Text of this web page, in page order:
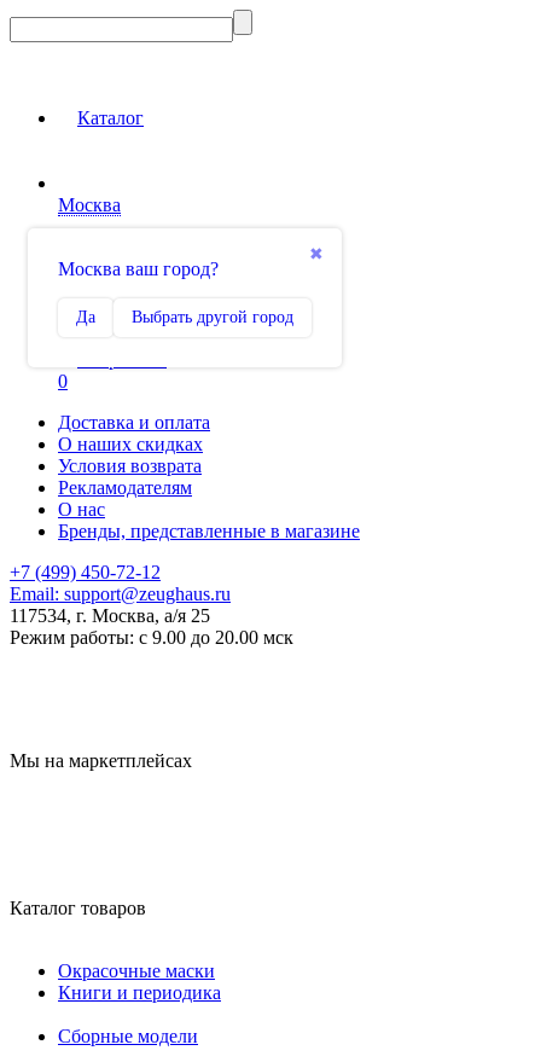
Каталог
Москва
✖
Москва ваш город?
Да Выбрать другой город
Сравнение
0
Доставка и оплата
О наших скидках
Условия возврата
Рекламодателям
О нас
Бренды, представленные в магазине
+7 (499) 450-72-12
Email: support@zeughaus.ru
117534, г. Москва, а/я 25
Режим работы: с 9.00 до 20.00 мск
Мы на маркетплейсах
Каталог товаров
Окрасочные маски
Книги и периодика
Сборные модели